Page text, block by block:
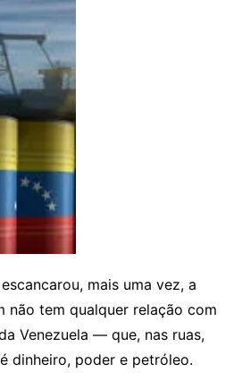
mais uma vez, a
não tem qualquer relação com
Venezuela — que, nas ruas,
dinheiro, poder e petróleo.